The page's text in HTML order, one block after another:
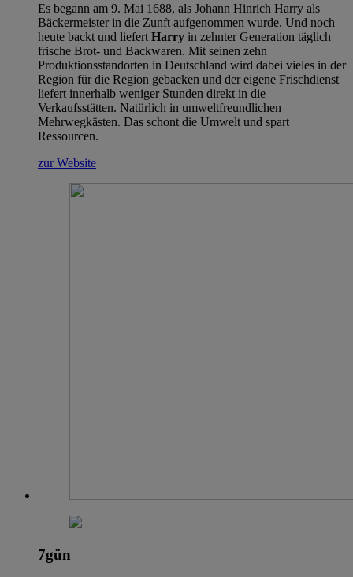
Es begann am 9. Mai 1688, als Johann Hinrich Harry als
Bäckermeister in die Zunft aufgenommen wurde. Und noch
heute backt und liefert Harry in zehnter Generation täglich
frische Brot- und Backwaren. Mit seinen zehn
Produktionsstandorten in Deutschland wird dabei vieles in der
Region für die Region gebacken und der eigene Frischdienst
liefert innerhalb weniger Stunden direkt in die
Verkaufsstätten. Natürlich in umweltfreundlichen
Mehrwegkästen. Das schont die Umwelt und spart
Ressourcen.
zur Website
7gün